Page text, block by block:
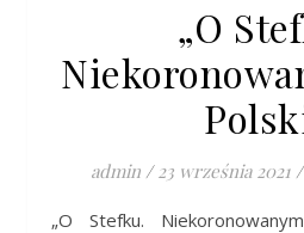
„O
admin / 23 września 2021 /
„O Stefku. Niekoronowanym królu Polski” Ewy